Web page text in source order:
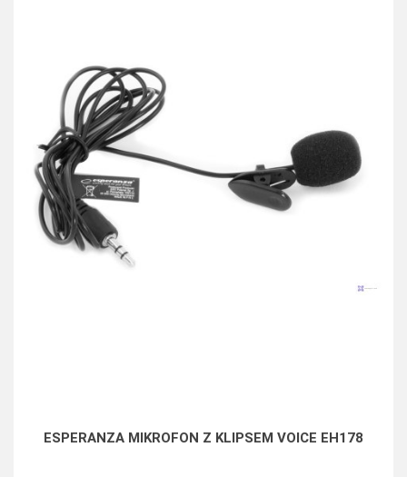
ESPERANZA MIKROFON Z KLIPSEM VOICE EH178